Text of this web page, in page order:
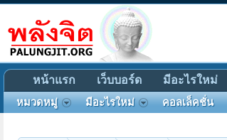
หน้าแรก เว็บบอร์ด มีอะไรใหม่
หมวดหมู่ มีอะไรใหม่ คอลเล็คชั่น